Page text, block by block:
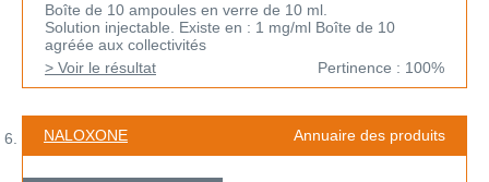
Boîte de 10 ampoules en verre de 10 ml.
Solution injectable. Existe en : 1 mg/ml Boîte de 10
agréée aux collectivités
> Voir le résultat
Pertinence : 100%
NALOXONE Annuaire des produits